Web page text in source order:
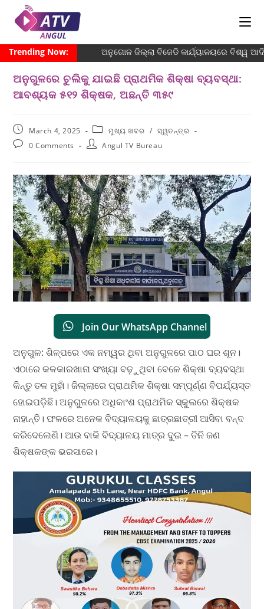
Trending Now: ଅନୁଗୋଳ ଜିଲ୍ଲା ବିଜେଡି କାର୍ଯ୍ୟାଳୟରେ ବିଶ୍ୱ
ଅନୁଗୁଳରେ ଚୁଲିକୁ ଯାଇଛି ପ୍ରାଥମିକ ଶିକ୍ଷା ବ୍ୟବସ୍ଥା:
ଆବଶ୍ୟକ ୫୧୨ ଶିକ୍ଷକ, ଅଛନ୍ତି ୩୫୯
March 4, 2025 ମୁଖ୍ୟ ଖବର / ସ୍ୱତନ୍ତ୍ର
0 Comments
Angul TV Bureau
Join Our WhatsApp Channel
ଅନୁଗୁଳ: ଶିଳ୍ପରେ ଏକ ନମ୍ୱର ଥିବା ଅନୁଗୁଳରେ ପାଠ ଘର ଶୂନ।
ଏଠାରେ କଳକାରଖାନା ସଂଖ୍ୟା ବଢ଼ୁଥିବା ବେଳେ ଶିକ୍ଷା ବ୍ୟବସ୍ଥା
କିନ୍ତୁ ତଳ ମୁହାଁ। ଜିଲ୍ଲାରେ ପ୍ରାଥମିକ ଶିକ୍ଷା ସମ୍ପୂର୍ଣ୍ଣ ବିପର୍ଯ୍ୟସ୍ତ
ହୋଇପଡ଼ିଛି। ଅନୁଗୁଳରେ ଅଧିକାଂଶ ପ୍ରାଥମିକ ସ୍କୁଲରେ ଶିକ୍ଷକ
ନାହାନ୍ତି। ଫଳରେ ଅନେକ ବିଦ୍ୟାଳୟକୁ ଛାତ୍ରଛାତ୍ରୀ ଆସିବା ବନ୍ଦ
କରିଦେଲେଣି। ଆଉ ବାକି ବିଦ୍ୟାଳୟ ମାତ୍ର ଦୁଇ – ତିନି ଜଣ
ଶିକ୍ଷକଙ୍କ ଭରସାରେ।